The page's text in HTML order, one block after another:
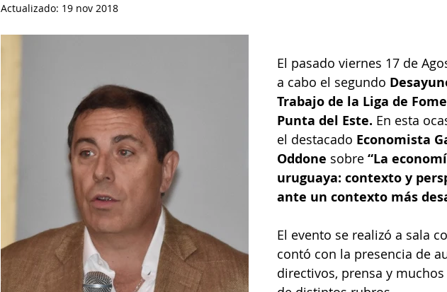
Actualizado: 19 nov 2018
El pasado viernes 17 de
a cabo el segundo
Trabajo de la Liga de
Punta del Este. En esta
el destacado Economista
Oddone sobre “La
uruguaya: contexto y
ante un contexto más
El evento se realizó a sala
contó con la presencia de
directivos, prensa y